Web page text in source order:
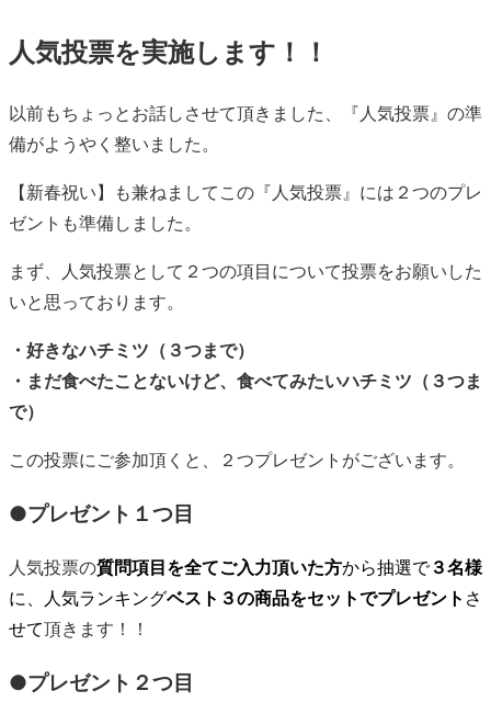
人気投票を実施します！！
以前もちょっとお話しさせて頂きました、『人気投票』の準
備がようやく整いました。
【新春祝い】も兼ねましてこの『人気投票』には２つのプレ
ゼントも準備しました。
まず、人気投票として２つの項目について投票をお願いした
いと思っております。
・好きなハチミツ（３つまで）
・まだ食べたことないけど、食べてみたいハチミツ（３つま
で）
この投票にご参加頂くと、２つプレゼントがございます。
●プレゼント１つ目
人気投票の質問項目を全てご入力頂いた方から抽選で３名様
に、人気ランキングベスト３の商品をセットでプレゼント さ
せて頂きます！！
●プレゼント２つ目